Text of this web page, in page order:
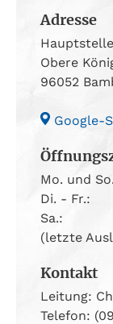
Adresse
Obere
96052
Google-
Mo. und
Di. - Fr.:
Sa.:
(letzte
Kontakt
Leitung:
Telefon: